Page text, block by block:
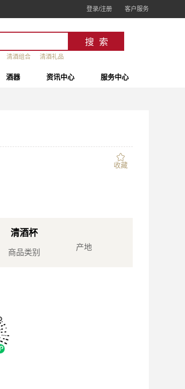
登录/注册 客户服务
清酒组合 清酒礼品
酒器 资讯中心 服务中心
收藏
清酒杯
商品类别
产地